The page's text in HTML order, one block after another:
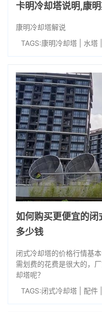
卡明冷却塔说明,康
康明冷却塔解说
TAGS:康明冷却塔 水塔
如何购买更便宜的
多少钱
闭式冷却塔的价格行情基
需划费的花费是很大的，
却塔呢？
TAGS:闭式冷却塔 配件